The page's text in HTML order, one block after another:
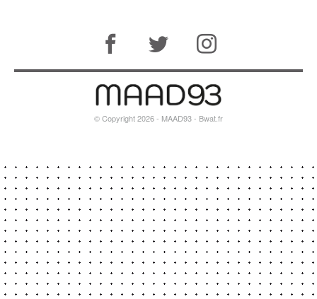
© Copyright 2026 - MAAD93 - Bwat.fr